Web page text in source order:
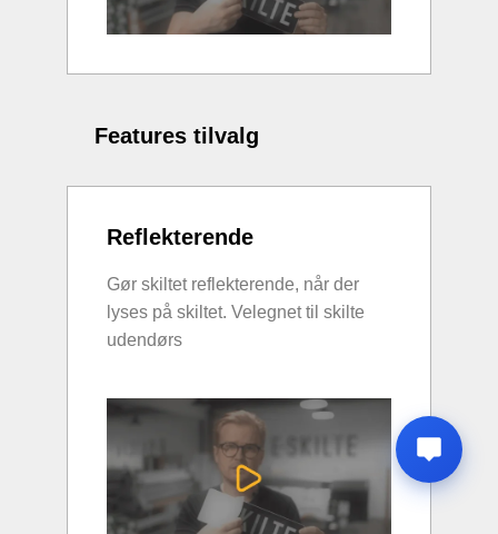
Features tilvalg
Reflekterende
Gør skiltet reflekterende, når der
lyses på skiltet. Velegnet til skilte
udendørs